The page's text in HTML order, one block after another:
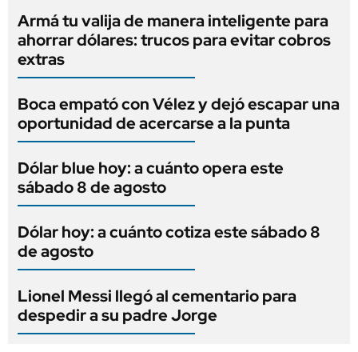
Armá tu valija de manera inteligente para
ahorrar dólares: trucos para evitar cobros
extras
Boca empató con Vélez y dejó escapar una
oportunidad de acercarse a la punta
Dólar blue hoy: a cuánto opera este
sábado 8 de agosto
Dólar hoy: a cuánto cotiza este sábado 8
de agosto
Lionel Messi llegó al cementario para
despedir a su padre Jorge